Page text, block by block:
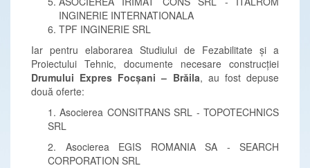
INGINERIE INTERNATIONALA
TPF INGINERIE SRL
Iar pentru elaborarea Studiului de Fezabilitate și a
Proiectului Tehnic, documente necesare construcției
Drumului Expres Focșani – Brăila, au fost depuse
două oferte:
1. Asocierea CONSITRANS SRL - TOPOTECHNICS
SRL
2. Asocierea EGIS ROMANIA SA - SEARCH
CORPORATION SRL